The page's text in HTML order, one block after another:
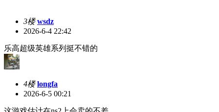
3楼 wsdz
2026-6-4 22:42
乐高超级英雄系列挺不错的
4楼 longfa
2026-6-5 00:21